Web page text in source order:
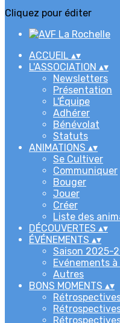
Cliquez pour éditer
ACCUEIL ▴▾
L'ASSOCIATION ▴▾
Newsletters
Présentation
L'Équipe
Adhérer
Bénévolat
Statuts
ANIMATIONS ▴▾
Se Cultiver
Communiquer
Bouger
Jouer
Créer
Liste des
DÉCOUVERTES ▴▾
ÉVÉNEMENTS ▴▾
Saison 2025-
Evénements
Autres
BONS MOMENTS ▴▾